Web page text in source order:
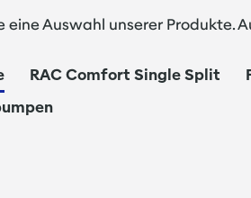
eine Auswahl unserer Produkte.
RAC Comfort Single Split